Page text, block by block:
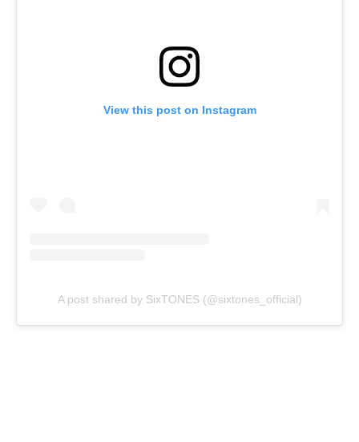
View this post on Instagram
A post shared by SixTONES (@sixtones_official)